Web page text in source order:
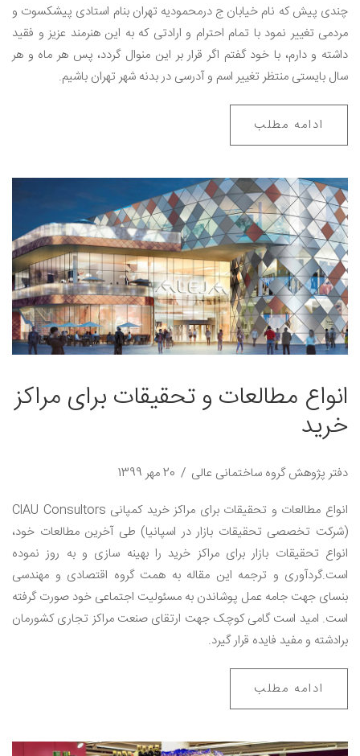
چندی پیش که نام خیابان ج درمحمودیه تهران بنام استادی پیشکسوت و
مردمی تغییر نمود با تمام احترام و ارادتی که به این هنرمند عزیز و فقید
داشته و دارم، با خود گفتم اگر قرار بر این منوال گردد، پس هر ماه و هر
سال بایستی منتظر تغيير اسم و آدرسی در بدنه شهر تهران باشیم.
ادامه مطلب
انواع مطالعات و تحقیقات برای مراکز
خرید
دفتر پژوهش گروه ساختمانی عالی
20 مهر 1399
انواع مطالعات و تحقیقات برای مراکز خرید کمپانی ClAU Consultors
(شرکت تخصصی تحقیقات بازار در اسپانیا) طی آخرین مطالعات خود،
انواع تحقیقات بازار برای مراکز خرید را بهینه سازی و به روز نموده
است.گردآوری و ترجمه این مقاله به همت گروه اقتصادی و مهندسی
بنسای جهت جامه عمل پوشاندن به مسئولیت اجتماعی خود صورت گرفته
است. امید است گامی کوچک جهت ارتقای صنعت مراکز تجاری کشورمان
برادشته و مفید فایده قرار گیرد.
ادامه مطلب